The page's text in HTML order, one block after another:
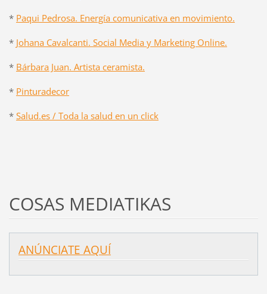
* Paqui Pedrosa. Energía comunicativa en movimiento.
* Johana Cavalcanti. Social Media y Marketing Online.
* Bárbara Juan. Artista ceramista.
* Pinturadecor
* Salud.es / Toda la salud en un click
COSAS MEDIATIKAS
ANÚNCIATE AQUÍ